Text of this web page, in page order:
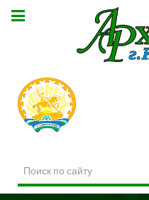
по
сайту